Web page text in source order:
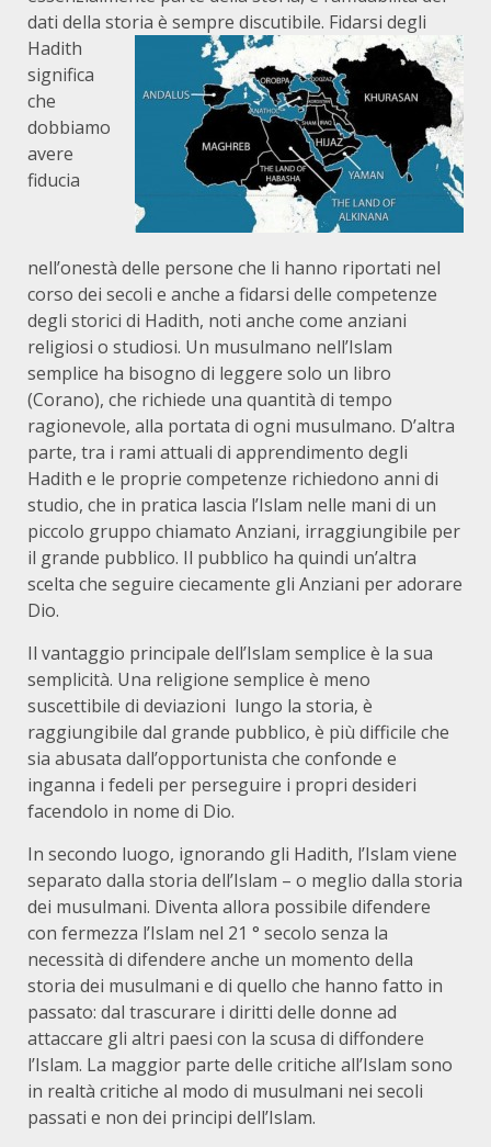
dati della storia è sempre discutibile. Fidarsi degli
Hadith
significa
che
dobbiamo
avere
fiducia
nell’onestà delle persone che li hanno riportati nel
corso dei secoli e anche a fidarsi delle competenze
degli storici di Hadith, noti anche come anziani
religiosi o studiosi. Un musulmano nell’Islam
semplice ha bisogno di leggere solo un libro
(Corano), che richiede una quantità di tempo
ragionevole, alla portata di ogni musulmano. D’altra
parte, tra i rami attuali di apprendimento degli
Hadith e le proprie competenze richiedono anni di
studio, che in pratica lascia l’Islam nelle mani di un
piccolo gruppo chiamato Anziani, irraggiungibile per
il grande pubblico. Il pubblico ha quindi un’altra
scelta che seguire ciecamente gli Anziani per adorare
Dio.
Il vantaggio principale dell’Islam semplice è la sua
semplicità. Una religione semplice è meno
suscettibile di deviazioni lungo la storia, è
raggiungibile dal grande pubblico, è più difficile che
sia abusata dall’opportunista che confonde e
inganna i fedeli per perseguire i propri desideri
facendolo in nome di Dio.
In secondo luogo, ignorando gli Hadith, l’Islam viene
separato dalla storia dell’Islam – o meglio dalla storia
dei musulmani. Diventa allora possibile difendere
con fermezza l’Islam nel 21 ° secolo senza la
necessità di difendere anche un momento della
storia dei musulmani e di quello che hanno fatto in
passato: dal trascurare i diritti delle donne ad
attaccare gli altri paesi con la scusa di diffondere
l’Islam. La maggior parte delle critiche all’Islam sono
in realtà critiche al modo di musulmani nei secoli
passati e non dei principi dell’Islam.